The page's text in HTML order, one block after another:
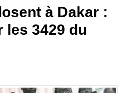
à Dakar :
les 3429 du